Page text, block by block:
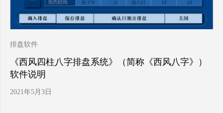
排盘软件
《西风四柱八字排盘系统》（简称《西风八字》）
软件说明
2021年5月3日